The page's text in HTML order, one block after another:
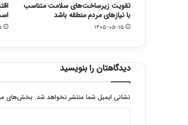
تقویت زیرساخت‌های سلامت متناسب
با نیازهای مردم منطقه باشد
۱۴۰۵-۰۵-۱۵
دیدگاهتان را بنویسید
نشانی ایمیل شما منتشر نخواهد شد. بخش‌های